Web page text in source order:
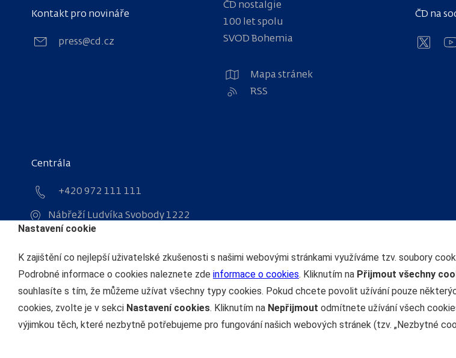
Kontakt pro novináře
press@cd.cz
Centrála
+420 972 111 111
Nábřeží Ludvíka Svobody 1222
110 15 Praha 1
ČD nostalgie
100 let spolu
SVOD Bohemia
Mapa stránek
RSS
ČD na
Nastavení cookie
K zajištění co nejlepší uživatelské zkušenosti s našimi webovými stránkami využíváme tzv. soubory
Podrobné informace o cookies naleznete zde informace o cookies. Kliknutím na Přijmout všechny
souhlasíte s tím, že můžeme užívat všechny typy cookies. Pokud chcete povolit užívání pouze
cookies, zvolte je v sekci Nastavení cookies. Kliknutím na Nepřijmout odmítnete užívání všech
výjimkou těch, které nezbytně potřebujeme pro fungování našich webových stránek (tzv. „Nezbytné